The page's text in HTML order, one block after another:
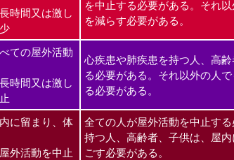
時間又は激し
を中止する必要がある。それ
を減らす必要がある。
ての屋外活動
時間又は激し
心疾患や肺疾患を持つ人、高
る必要がある。それ以外の人
る必要がある。
に留まり、体
外活動を中止
全ての人が屋外活動を中止す
持つ人、高齢者、子供は、屋
ごす必要がある。